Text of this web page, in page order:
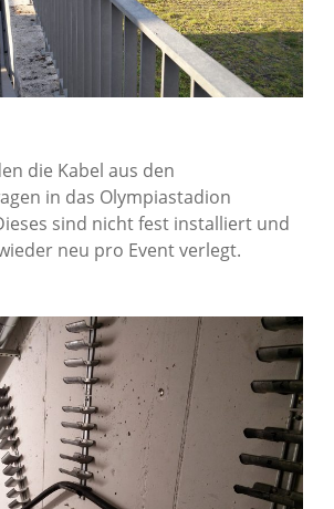
die Kabel aus den
in das Olympiastadion
sind nicht fest installiert und
neu pro Event verlegt.